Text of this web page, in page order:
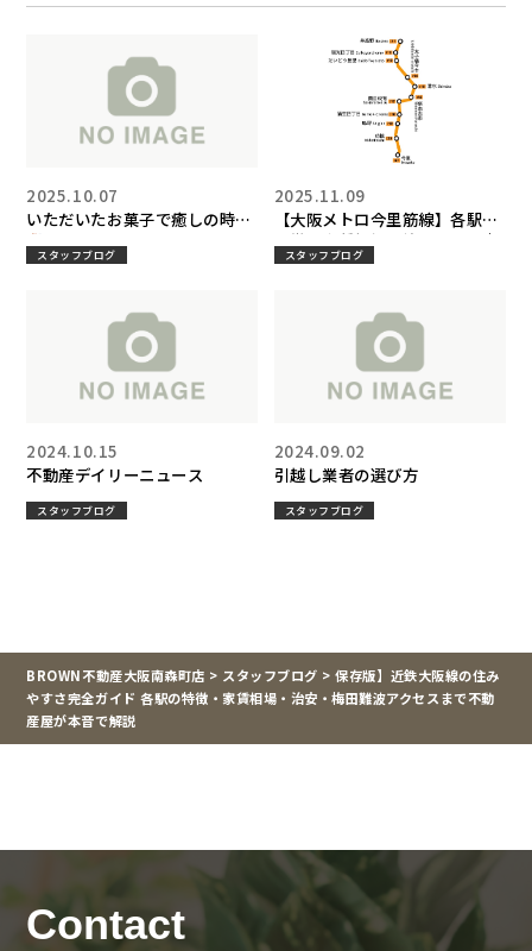
いただいたお菓子で癒しの時間
2025.10.07
スタッフブログ
【大阪メトロ今里筋線】各駅の
特徴・家賃相場・治安まとめ｜
住みやすいエリアを徹底解説！
2025.11.09
スタッフブログ
不動産デイリーニュース
2024.10.15
スタッフブログ
引越し業者の選び方
2024.09.02
スタッフブログ
BROWN不動産大阪南森町店 > スタッフブログ >保存版】近鉄大阪線の住み
やすさ完全ガイド 各駅の特徴・家賃相場・治安・梅田難波アクセスまで不動
産屋が本音で解説
Contact